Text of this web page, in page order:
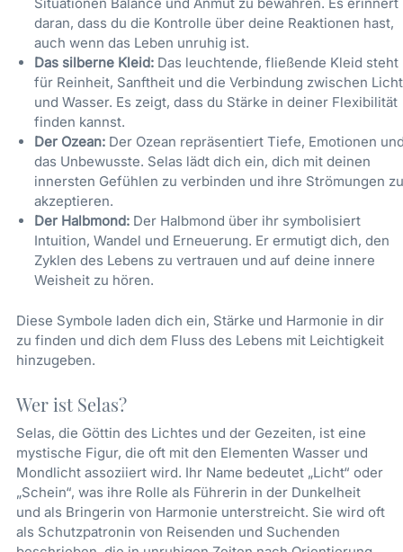
daran, dass du die Kontrolle über deine Reaktionen hast,
auch wenn das Leben unruhig ist.
Das silberne Kleid: Das leuchtende, fließende Kleid steht
für Reinheit, Sanftheit und die Verbindung zwischen Licht
und Wasser. Es zeigt, dass du Stärke in deiner Flexibilität
finden kannst.
Der Ozean: Der Ozean repräsentiert Tiefe, Emotionen
das Unbewusste. Selas lädt dich ein, dich mit deinen
innersten Gefühlen zu verbinden und ihre Strömungen zu
akzeptieren.
Der Halbmond: Der Halbmond über ihr symbolisiert
Intuition, Wandel und Erneuerung. Er ermutigt dich, den
Zyklen des Lebens zu vertrauen und auf deine innere
Weisheit zu hören.
Diese Symbole laden dich ein, Stärke und Harmonie in dir
zu finden und dich dem Fluss des Lebens mit Leichtigkeit
hinzugeben.
Wer ist Selas?
Selas, die Göttin des Lichtes und der Gezeiten, ist eine
mystische Figur, die oft mit den Elementen Wasser und
Mondlicht assoziiert wird. Ihr Name bedeutet „Licht“ oder
„Schein“, was ihre Rolle als Führerin in der Dunkelheit
und als Bringerin von Harmonie unterstreicht. Sie wird oft
als Schutzpatronin von Reisenden und Suchenden